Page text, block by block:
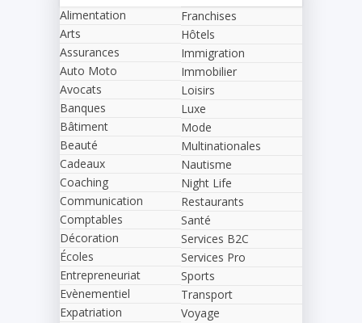
Alimentation
Arts
Assurances
Auto Moto
Avocats
Banques
Bâtiment
Beauté
Cadeaux
Coaching
Communication
Comptables
Décoration
Écoles
Entrepreneuriat
Evènementiel
Expatriation
Franchises
Hôtels
Immigration
Immobilier
Loisirs
Luxe
Mode
Multinationales
Nautisme
Night Life
Restaurants
Santé
Services B2C
Services Pro
Sports
Transport
Voyage